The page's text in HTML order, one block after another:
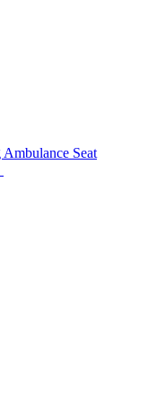
Seat